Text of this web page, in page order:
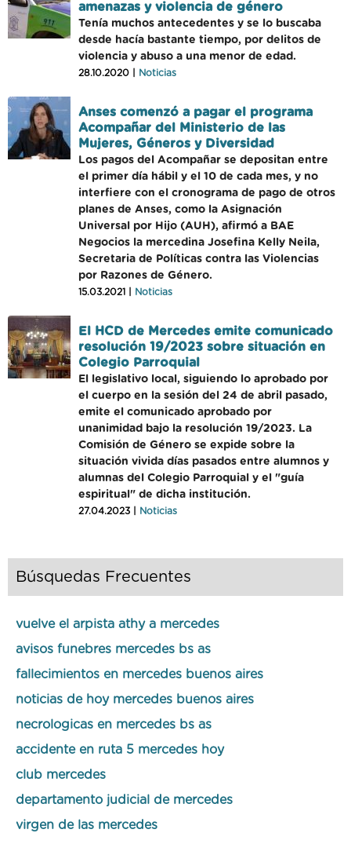
amenazas y violencia de género
Tenía muchos antecedentes y se lo buscaba
desde hacía bastante tiempo, por delitos de
violencia y abuso a una menor de edad.
28.10.2020 | Noticias
Anses comenzó a pagar el programa
Acompañar del Ministerio de las
Mujeres, Géneros y Diversidad
Los pagos del Acompañar se depositan entre
el primer día hábil y el 10 de cada mes, y no
interfiere con el cronograma de pago de otros
planes de Anses, como la Asignación
Universal por Hijo (AUH), afirmó a BAE
Negocios la mercedina Josefina Kelly Neila,
Secretaria de Políticas contra las Violencias
por Razones de Género.
15.03.2021 | Noticias
El HCD de Mercedes emite comunicado
resolución 19/2023 sobre situación en
Colegio Parroquial
El legislativo local, siguiendo lo aprobado por
el cuerpo en la sesión del 24 de abril pasado,
emite el comunicado aprobado por
unanimidad bajo la resolución 19/2023. La
Comisión de Género se expide sobre la
situación vivida días pasados entre alumnos y
alumnas del Colegio Parroquial y el "guía
espiritual" de dicha institución.
27.04.2023 | Noticias
Búsquedas Frecuentes
vuelve el arpista athy a mercedes
avisos funebres mercedes bs as
fallecimientos en mercedes buenos aires
noticias de hoy mercedes buenos aires
necrologicas en mercedes bs as
accidente en ruta 5 mercedes hoy
club mercedes
departamento judicial de mercedes
virgen de las mercedes